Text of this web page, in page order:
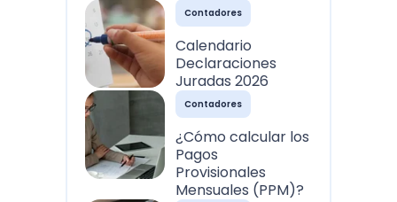
Contadores
Calendario
Declaraciones
Juradas 2026
Contadores
¿Cómo calcular los
Pagos
Provisionales
Mensuales (PPM)?